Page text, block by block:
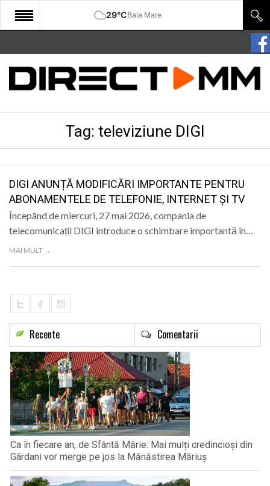
29°CBaia Mare
START
COMUNITATE
SANATATE
SPORT
SPECIAL
POLITIC
Tag: televiziune DIGI
DIGI ANUNȚĂ MODIFICĂRI IMPORTANTE PENTRU
ABONAMENTELE DE TELEFONIE, INTERNET ȘI TV
Începând de miercuri, 27 mai 2026, compania de
telecomunicații DIGI introduce o schimbare importantă în…
MAI MULT →
Recente Comentarii
Ca în fiecare an, de Sfântă Mărie: Mai mulți credincioși din
Gârdani vor merge pe jos la Mănăstirea Măriuș